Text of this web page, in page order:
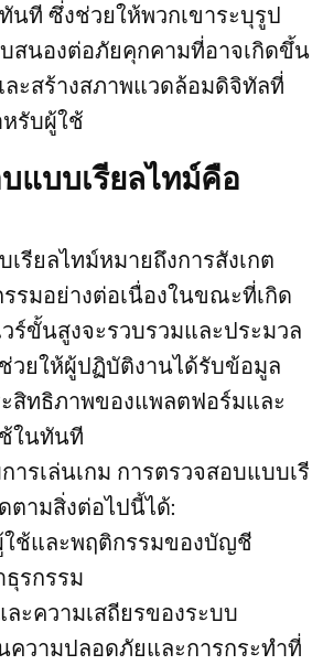
นที ซึ่งช่วยให้พวกเขาระบุรูป
สนองต่อภัยคุกคามที่อาจเกิดขึ้น
ละสร้างสภาพแวดล้อมดิจิทัลที่
รับผู้ใช้
แบบเรียลไทม์คือ
รียลไทม์หมายถึงการสังเกต
รมอย่างต่อเนื่องในขณะที่เกิด
ขั้นสูงจะรวบรวมและประมวล
วยให้ผู้ปฏิบัติงานได้รับข้อมูล
ะสิทธิภาพของแพลตฟอร์มและ
ในทันที
รเล่นเกม การตรวจสอบแบบเรี
ตามสิ่งต่อไปนี้ได้:
ใช้และพฤติกรรมของบัญชี
รกรรม
ะความเสถียรของระบบ
วามปลอดภัยและการกระทำที่